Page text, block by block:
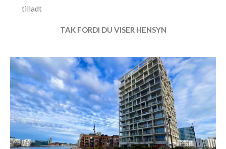
tilladt
TAK FORDI DU VISER HENSYN